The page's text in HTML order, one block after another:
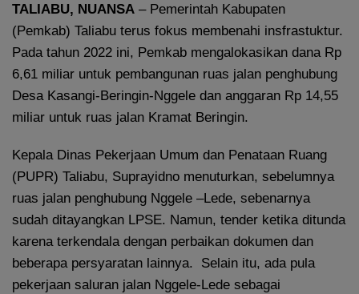
TALIABU, NUANSA – Pemerintah Kabupaten
(Pemkab) Taliabu terus fokus membenahi insfrastuktur.
Pada tahun 2022 ini, Pemkab mengalokasikan dana Rp
6,61 miliar untuk pembangunan ruas jalan penghubung
Desa Kasangi-Beringin-Nggele dan anggaran Rp 14,55
miliar untuk ruas jalan Kramat Beringin.
Kepala Dinas Pekerjaan Umum dan Penataan Ruang
(PUPR) Taliabu, Suprayidno menuturkan, sebelumnya
ruas jalan penghubung Nggele –Lede, sebenarnya
sudah ditayangkan LPSE. Namun, tender ketika ditunda
karena terkendala dengan perbaikan dokumen dan
beberapa persyaratan lainnya. Selain itu, ada pula
pekerjaan saluran jalan Nggele-Lede sebagai